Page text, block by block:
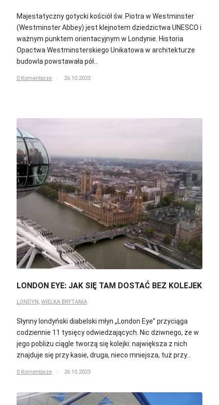
Majestatyczny gotycki kościół św. Piotra w Westminster
(Westminster Abbey) jest klejnotem dziedzictwa UNESCO i
ważnym punktem orientacyjnym w Londynie. Historia
Opactwa Westminsterskiego Unikatowa w architekturze
budowla powstawała pół…
0 Komentarze / 26.10.2023
LONDON EYE: JAK SIĘ TAM DOSTAĆ BEZ KOLEJEK
LONDYN, WIELKA BRYTANIA
Słynny londyński diabelski młyn „London Eye” przyciąga
codziennie 11 tysięcy odwiedzających. Nic dziwnego, że w
jego pobliżu ciągle tworzą się kolejki: największa z nich
znajduje się przy kasie, druga, nieco mniejsza, tuż przy…
0 Komentarze / 26.10.2023